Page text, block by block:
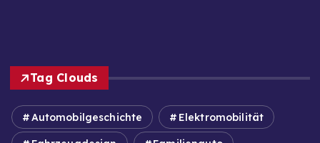
Tag Clouds
Automobilgeschichte Elektromobilität